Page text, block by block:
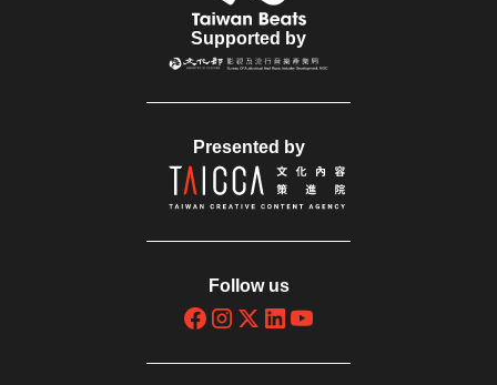
Supported by
Presented by
Follow us